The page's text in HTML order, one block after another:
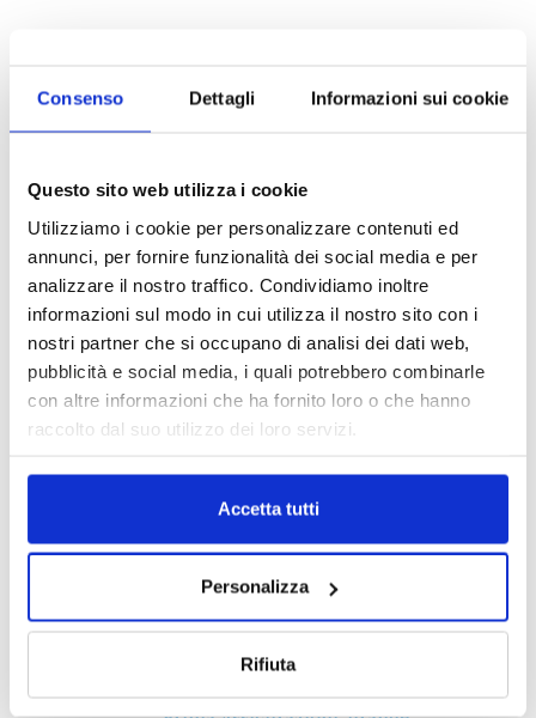
Consenso Dettagli Informazioni sui cookie
Questo sito web utilizza i cookie
Utilizziamo i cookie per personalizzare contenuti ed
annunci, per fornire funzionalità dei social media e per
analizzare il nostro traffico. Condividiamo inoltre
informazioni sul modo in cui utilizza il nostro sito con i
nostri partner che si occupano di analisi dei dati web,
pubblicità e social media, i quali potrebbero combinarle
con altre informazioni che ha fornito loro o che hanno
raccolto dal suo utilizzo dei loro servizi.
Accetta tutti
Personalizza
Rifiuta
Notizie sponsorizzate